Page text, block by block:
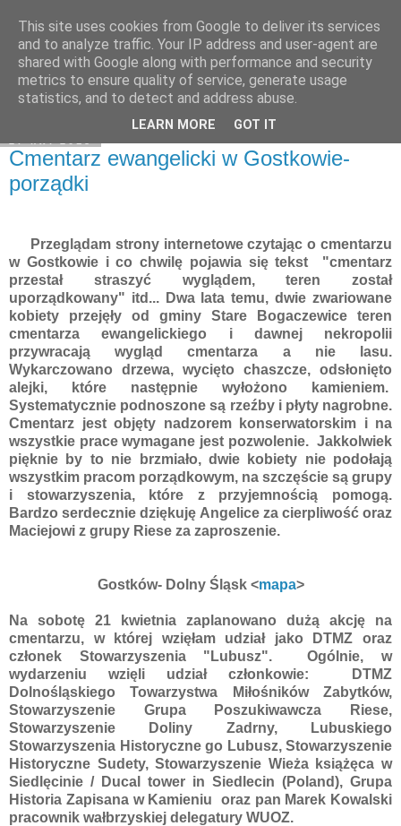
Moje miejsce
Cmentarz ewangelicki w Gostkowie-
porządki
Przeglądam strony internetowe czytając o cmentarzu
w Gostkowie i co chwilę pojawia się tekst "cmentarz
przestał straszyć wyglądem, teren został
uporządkowany" itd... Dwa lata temu, dwie zwariowane
kobiety przejęły od gminy Stare Bogaczewice teren
cmentarza ewangelickiego i dawnej nekropolii
przywracają wygląd cmentarza a nie lasu.
Wykarczowano drzewa, wycięto chaszcze, odsłonięto
alejki, które następnie wyłożono kamieniem.
Systematycznie podnoszone są rzeźby i płyty nagrobne.
Cmentarz jest objęty nadzorem konserwatorskim i na
wszystkie prace wymagane jest pozwolenie. Jakkolwiek
pięknie by to nie brzmiało, dwie kobiety nie podołają
wszystkim pracom porządkowym, na szczęście są grupy
i stowarzyszenia, które z przyjemnością pomogą.
Bardzo serdecznie dziękuję Angelice za cierpliwość oraz
Maciejowi z grupy Riese za zaproszenie.
Gostków- Dolny Śląsk<mapa>
Na sobotę 21 kwietnia zaplanowano dużą akcję na
cmentarzu, w której wzięłam udział jako DTMZ oraz
członek Stowarzyszenia "Lubusz". Ogólnie, w
wydarzeniu wzięli udział członkowie: DTMZ
Dolnośląskiego Towarzystwa Miłośników Zabytków,
Stowarzyszenie Grupa Poszukiwawcza Riese,
Stowarzyszenie Doliny Zadrny, Lubuskiego
Stowarzyszenia Historyczne go Lubusz, Stowarzyszenie
Historyczne Sudety, Stowarzyszenie Wieża książęca w
Siedlęcinie / Ducal tower in Siedlecin (Poland), Grupa
Historia Zapisana w Kamieniu oraz pan Marek Kowalski
pracownik wałbrzyskiej delegatury WUOZ.
This site uses cookies from Google to deliver its services
and to analyze traffic. Your IP address and user-agent are
shared with Google along with performance and security
metrics to ensure quality of service, generate usage
statistics, and to detect and address abuse.
LEARN MORE GOT IT